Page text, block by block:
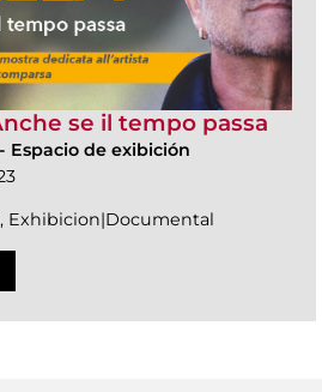
se il tempo passa
- Espacio de exibición
Exhibicion|Documental